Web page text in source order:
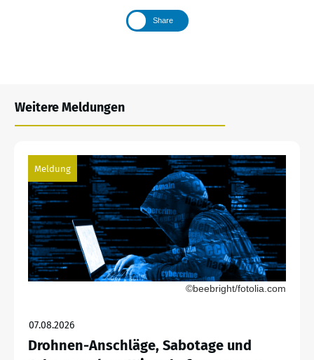
Share
Weitere Meldungen
Meldung
©beebright/fotolia.com
07.08.2026
Drohnen-Anschläge, Sabotage und